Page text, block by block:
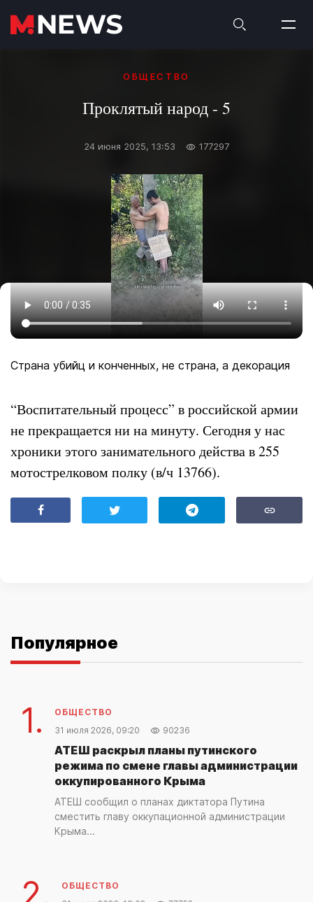
ОБЩЕСТВО
Проклятый народ - 5
24 июня 2025, 13:53 177297
Страна убийц и конченных, не страна, а декорация
“Воспитательный процесс” в российской армии
не прекращается ни на минуту. Сегодня у нас
хроники этого занимательного действа в 255
мотострелковом полку (в/ч 13766).
Популярное
1.
ОБЩЕСТВО
31 июля 2026, 09:20
90236
АТЕШ раскрыл планы путинского
режима по смене главы администрации
оккупированного Крыма
АТЕШ сообщил о планах диктатора Путина
сместить главу оккупационной администрации
Крыма...
ОБЩЕСТВО